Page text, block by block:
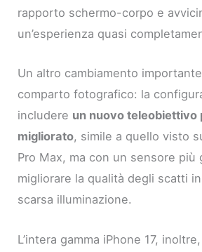
rapporto schermo-corpo e
un’esperienza quasi
Un altro cambiamento
comparto fotografico: la
includere un nuovo teleobiettivo
migliorato, simile a quello visto
Pro Max, ma con un sensore più
migliorare la qualità degli scatti
scarsa illuminazione.
L’intera gamma iPhone 17,